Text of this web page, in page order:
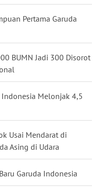
Pertama Garuda
BUMN Jadi 300 Disorot
Melonjak 4,5
Usai Mendarat di
Asing di Udara
Garuda Indonesia